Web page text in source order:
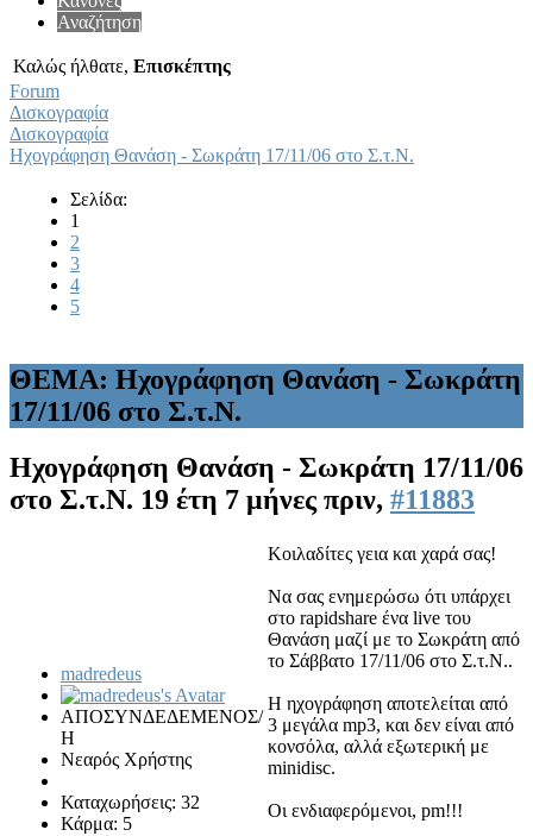
Αναζήτηση
Καλώς ήλθατε, Επισκέπτης
Forum
Δισκογραφία
Δισκογραφία
Ηχογράφηση Θανάση - Σωκράτη 17/11/06 στο Σ.τ.Ν.
Σελίδα:
1
2
3
4
5
ΘΕΜΑ: Ηχογράφηση Θανάση - Σωκράτη
17/11/06 στο Σ.τ.Ν.
Ηχογράφηση Θανάση - Σωκράτη 17/11/06
στο Σ.τ.Ν. 19 έτη 7 μήνες πριν, #11883
madredeus
ΑΠΟΣΥΝΔΕΔΕΜΕΝΟΣ/
Η
Νεαρός Χρήστης
Καταχωρήσεις: 32
Κάρμα: 5
Κοιλαδίτες γεια και χαρά σας!
Να σας ενημερώσω ότι υπάρχει
στο rapidshare ένα live του
Θανάση μαζί με το Σωκράτη από
το Σάββατο 17/11/06 στο Σ.τ.Ν..
Η ηχογράφηση αποτελείται από
3 μεγάλα mp3, και δεν είναι από
κονσόλα, αλλά εξωτερική με
minidisc.
Οι ενδιαφερόμενοι, pm!!!